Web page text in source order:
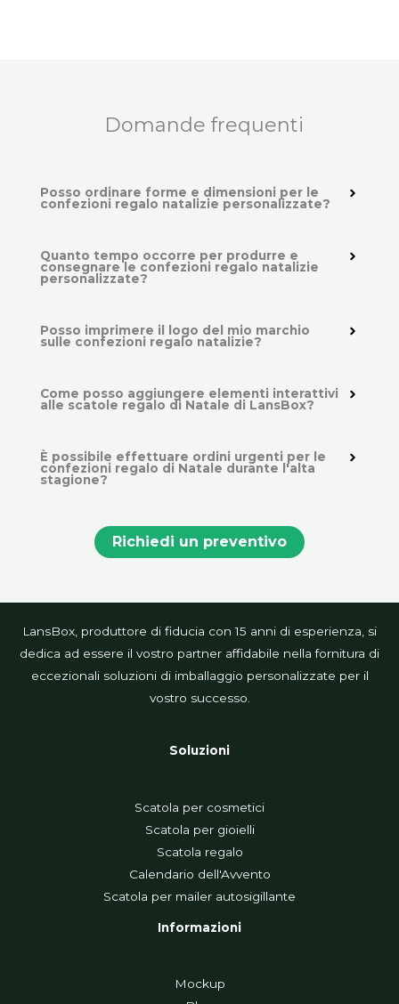
Domande frequenti
Posso ordinare forme e dimensioni per le
confezioni regalo natalizie personalizzate?
Quanto tempo occorre per produrre e
consegnare le confezioni regalo natalizie
personalizzate?
Posso imprimere il logo del mio marchio
sulle confezioni regalo natalizie?
Come posso aggiungere elementi interattivi
alle scatole regalo di Natale di LansBox?
È possibile effettuare ordini urgenti per le
confezioni regalo di Natale durante l'alta
stagione?
Richiedi un preventivo
LansBox, produttore di fiducia con 15 anni di esperienza, si
dedica ad essere il vostro partner affidabile nella fornitura di
eccezionali soluzioni di imballaggio personalizzate per il
vostro successo.
Soluzioni
Scatola per cosmetici
Scatola per gioielli
Scatola regalo
Calendario dell'Avvento
Scatola per mailer autosigillante
Informazioni
Mockup